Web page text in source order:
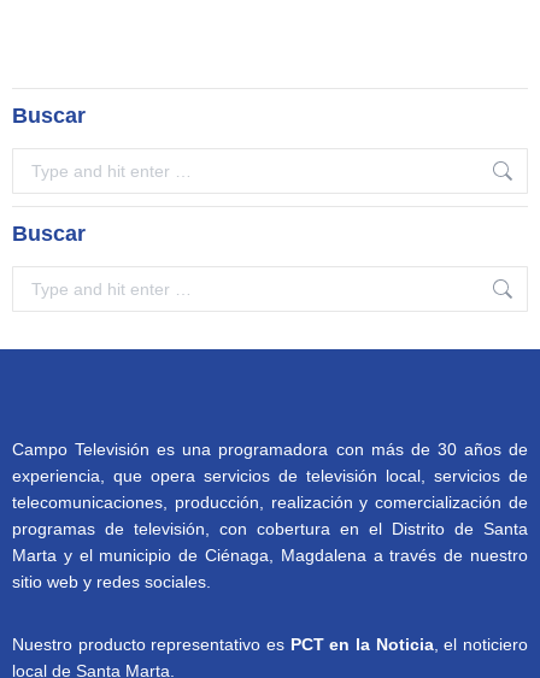
Buscar
Buscar
Campo Televisión es una programadora con más de 30 años de
experiencia, que opera servicios de televisión local, servicios de
telecomunicaciones, producción, realización y comercialización de
programas de televisión, con cobertura en el Distrito de Santa
Marta y el municipio de Ciénaga, Magdalena a través de nuestro
sitio web y redes sociales.
Nuestro producto representativo es PCT en la Noticia, el noticiero
local de Santa Marta.